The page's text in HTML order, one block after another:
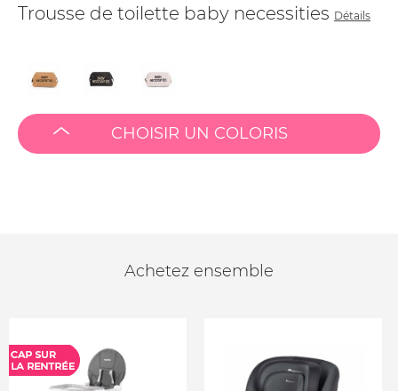
Trousse de toilette baby necessities Détails
CHOISIR UN COLORIS
Achetez ensemble